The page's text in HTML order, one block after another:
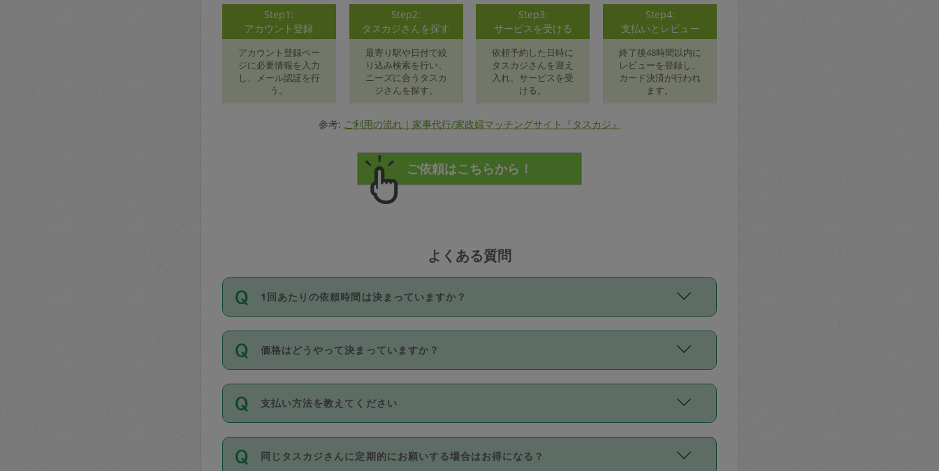
Step1:
アカウント登録
アカウント登録ペー
ジに必要情報を入力
し、メール認証を行
う。
Step2:
タスカジさんを探す
最寄り駅や日付で絞
り込み検索を行い、
ニーズに合うタスカ
ジさんを探す。
Step3:
サービスを受ける
依頼予約した日時に
タスカジさんを迎え
入れ、サービスを受
ける。
Step4:
支払いとレビュー
終了後48時間以内に
レビューを登録し、
カード決済が行われ
ます。
参考: ご利用の流れ｜家事代行/家政婦マッチングサイト『タスカジ』
よくある質問
1回あたりの依頼時間は決まっていますか？
依頼1回につき3時間固定です。3時間を超えて依頼したい場合は、延長機能をご利用くださ
い。機能をご利用いただくには、タスカジさんに事前に相談し、合意の上事前申請すること
が必要です。なお、3時間を下回っても、値引き等はございません。
価格はどうやって決まっていますか？
11種類の価格帯の中からタスカジさん自身が価格を選んで設定しています。
タスカジさんの価格設定には最初は制限があり、レビュー件数、レビューの平均値、などで
除々に設定可能な最高額が上がっていく仕組みになっています。
支払い方法を教えてください
お支払方法はクレジットカード（Visa／Master／JCB／AMERICAN EXPRESS／Diners
Club）のみとなります。
同じタスカジさんに定期的にお願いする場合はお得になる？